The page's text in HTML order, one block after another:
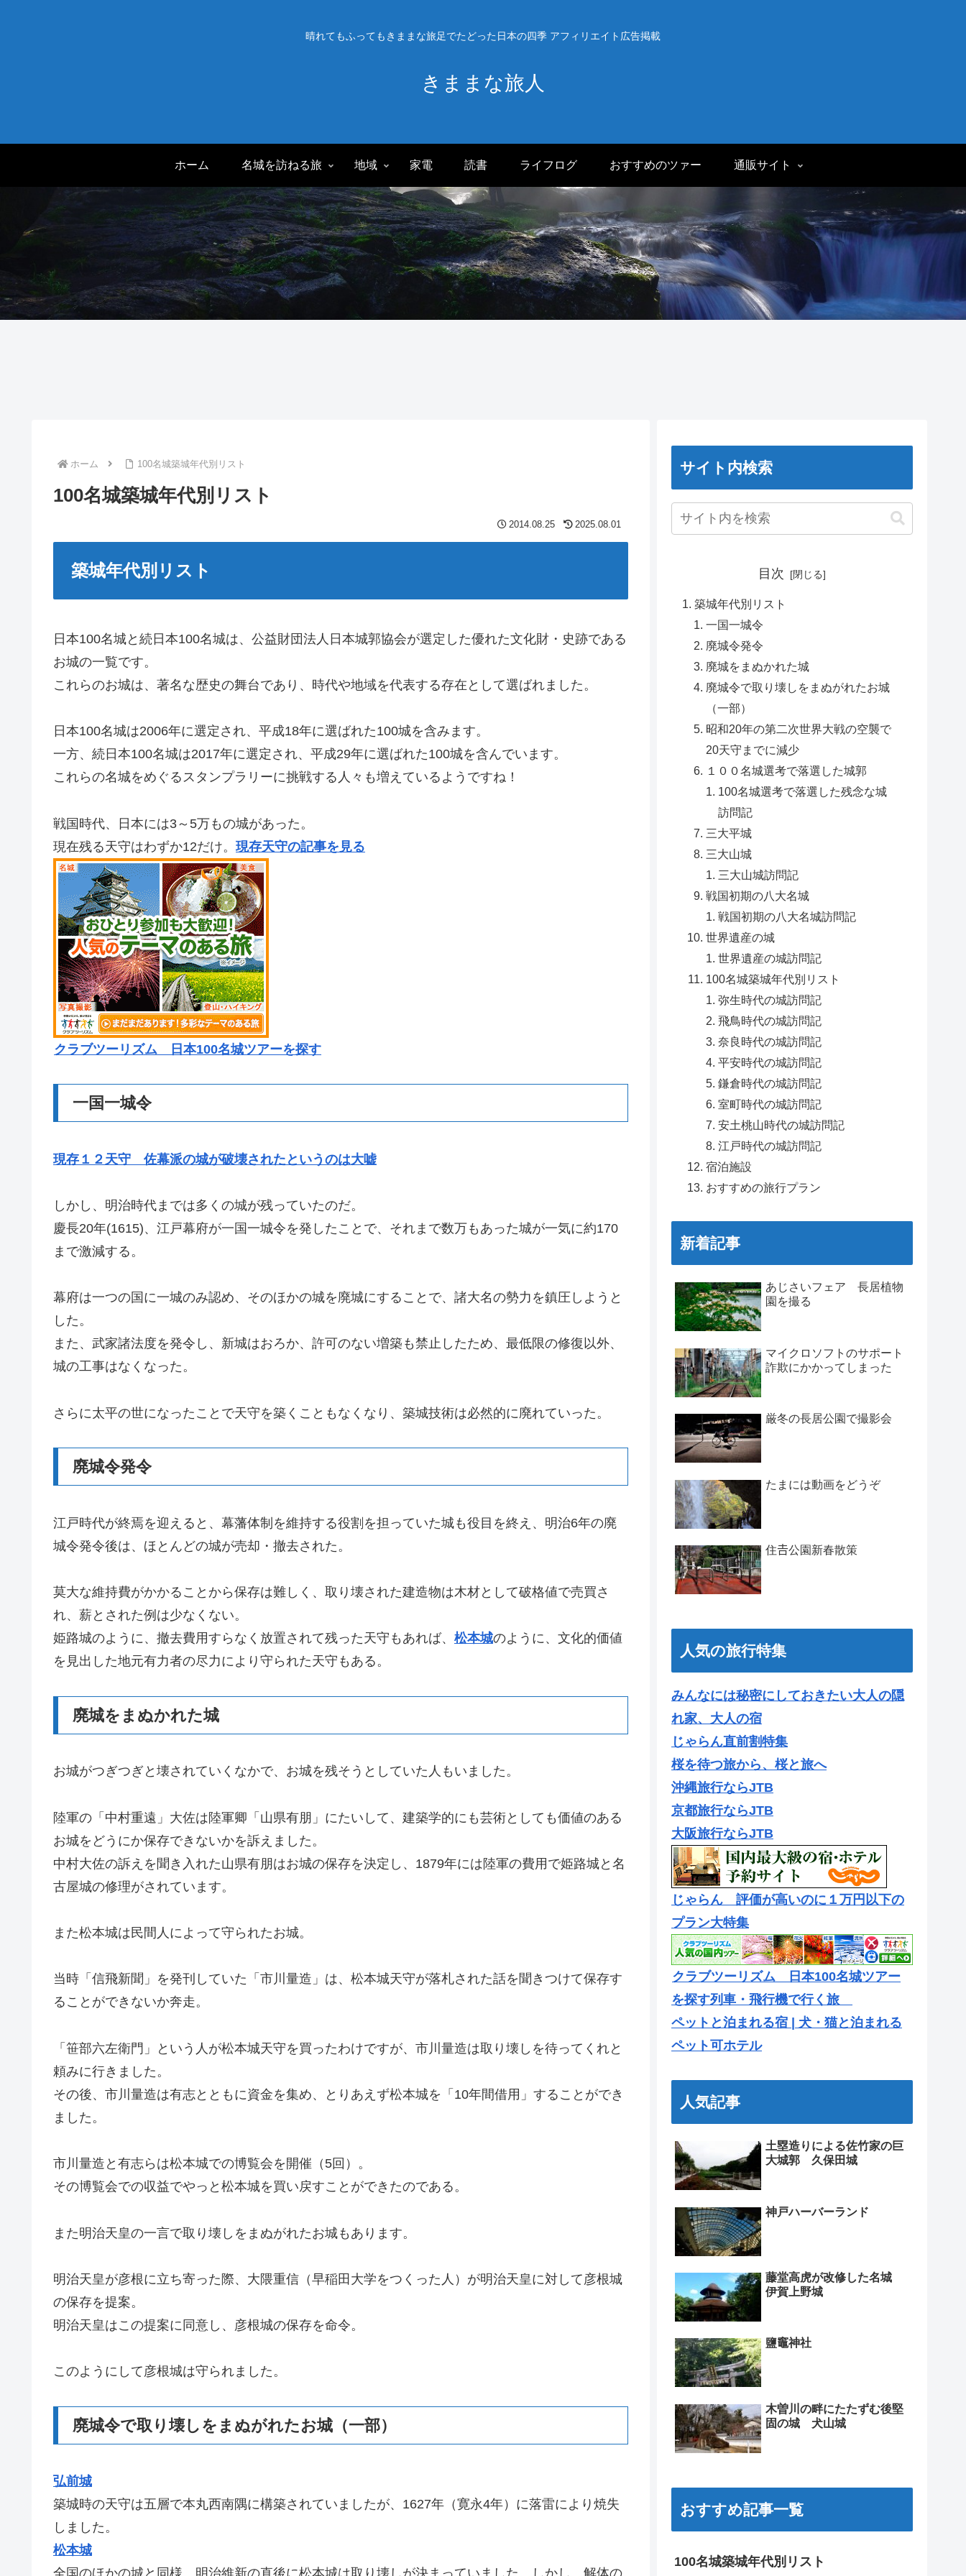
晴れてもふってもきままな旅足でたどった日本の四季 アフィリエイト広告掲載
きままな旅人
ホーム 名城を訪ねる旅 地域 家電 読書 ライフログ おすすめのツァー 通販サイト
ホーム 100名城築城年代別リスト
100名城築城年代別リスト
2014.08.25 2025.08.01
築城年代別リスト
日本100名城と続日本100名城は、公益財団法人日本城郭協会が選定した優れた文化財・史跡である
お城の一覧です。
これらのお城は、著名な歴史の舞台であり、時代や地域を代表する存在として選ばれました。
日本100名城は2006年に選定され、平成18年に選ばれた100城を含みます。
一方、続日本100名城は2017年に選定され、平成29年に選ばれた100城を含んでいます。
これらの名城をめぐるスタンプラリーに挑戦する人々も増えているようですね！
戦国時代、日本には3～5万もの城があった。
現在残る天守はわずか12だけ。 現存天守の記事を見る
クラブツーリズム 日本100名城ツアーを探す
一国一城令
現存１２天守 佐幕派の城が破壊されたというのは大嘘
しかし、明治時代までは多くの城が残っていたのだ。
慶長20年(1615)、江戸幕府が一国一城令を発したことで、それまで数万もあった城が一気に約170
まで激減する。
幕府は一つの国に一城のみ認め、そのほかの城を廃城にすることで、諸大名の勢力を鎮圧しようと
した。
また、武家諸法度を発令し、新城はおろか、許可のない増築も禁止したため、最低限の修復以外、
城の工事はなくなった。
さらに太平の世になったことで天守を築くこともなくなり、築城技術は必然的に廃れていった。
廃城令発令
江戸時代が終焉を迎えると、幕藩体制を維持する役割を担っていた城も役目を終え、明治6年の廃
城令発令後は、ほとんどの城が売却・撤去された。
莫大な維持費がかかることから保存は難しく、取り壊された建造物は木材として破格値で売買さ
れ、薪とされた例は少なくない。
姫路城のように、撤去費用すらなく放置されて残った天守もあれば、 松本城のように、文化的価値
を見出した地元有力者の尽力により守られた天守もある。
廃城をまぬかれた城
お城がつぎつぎと壊されていくなかで、お城を残そうとしていた人もいました。
陸軍の「中村重遠」大佐は陸軍卿「山県有朋」にたいして、建築学的にも芸術としても価値のある
お城をどうにか保存できないかを訴えました。
中村大佐の訴えを聞き入れた山県有朋はお城の保存を決定し、1879年には陸軍の費用で姫路城と名
古屋城の修理がされています。
また松本城は民間人によって守られたお城。
当時「信飛新聞」を発刊していた「市川量造」は、松本城天守が落札された話を聞きつけて保存す
ることができないか奔走。
「笹部六左衛門」という人が松本城天守を買ったわけですが、市川量造は取り壊しを待ってくれと
頼みに行きました。
その後、市川量造は有志とともに資金を集め、とりあえず松本城を「10年間借用」することができ
ました。
市川量造と有志らは松本城での博覧会を開催（5回）。
その博覧会での収益でやっと松本城を買い戻すことができたのである。
また明治天皇の一言で取り壊しをまぬがれたお城もあります。
明治天皇が彦根に立ち寄った際、大隈重信（早稲田大学をつくった人）が明治天皇に対して彦根城
の保存を提案。
明治天皇はこの提案に同意し、彦根城の保存を命令。
このようにして彦根城は守られました。
廃城令で取り壊しをまぬがれたお城（一部）
弘前城
築城時の天守は五層で本丸西南隅に構築されていましたが、1627年（寛永4年）に落雷により焼失
しました。
松本城
サイト内検索
目次
築城年代別リスト
一国一城令
廃城令発令
廃城をまぬかれた城
廃城令で取り壊しをまぬがれたお城
（一部）
昭和20年の第二次世界大戦の空襲で
20天守までに減少
１００名城選考で落選した城郭
100名城選考で落選した残念な城
訪問記
三大平城
三大山城
三大山城訪問記
戦国初期の八大名城
戦国初期の八大名城訪問記
世界遺産の城
世界遺産の城訪問記
100名城築城年代別リスト
弥生時代の城訪問記
飛鳥時代の城訪問記
奈良時代の城訪問記
平安時代の城訪問記
鎌倉時代の城訪問記
室町時代の城訪問記
安土桃山時代の城訪問記
江戸時代の城訪問記
宿泊施設
おすすめの旅行プラン
新着記事
あじさいフェア 長居植物
園を撮る
マイクロソフトのサポート
詐欺にかかってしまった
厳冬の長居公園で撮影会
たまには動画をどうぞ
住𠮷公園新春散策
人気の旅行特集
みんなには秘密にしておきたい大人の隠
れ家、大人の宿
じゃらん直前割特集
桜を待つ旅から、桜と旅へ
沖縄旅行ならJTB
京都旅行ならJTB
大阪旅行ならJTB
じゃらん 評価が高いのに１万円以下の
プラン大特集
クラブツーリズム 日本100名城ツアー
を探す列車・飛行機で行く旅
ペットと泊まれる宿 | 犬・猫と泊まれる
ペット可ホテル
人気記事
土塁造りによる佐竹家の巨
大城郭 久保田城
神戸ハーバーランド
藤堂高虎が改修した名城
伊賀上野城
鹽竈神社
木曽川の畔にたたずむ後堅
固の城 犬山城
おすすめ記事一覧
100名城築城年代別リスト